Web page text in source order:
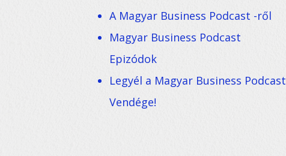
A Magyar Business Podcast -ről
Magyar Business Podcast
Epizódok
Legyél a Magyar Business Podcast
Vendége!